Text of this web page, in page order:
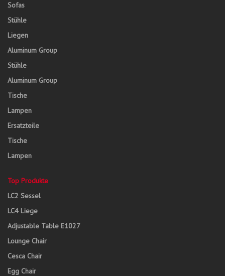
Sofas
Stühle
Liegen
Aluminum Group
Stühle
Aluminum Group
Tische
Lampen
Ersatzteile
Tische
Lampen
Top Produkte
LC2 Sessel
LC4 Liege
Adjustable Table E1027
Lounge Chair
Cesca Chair
Egg Chair